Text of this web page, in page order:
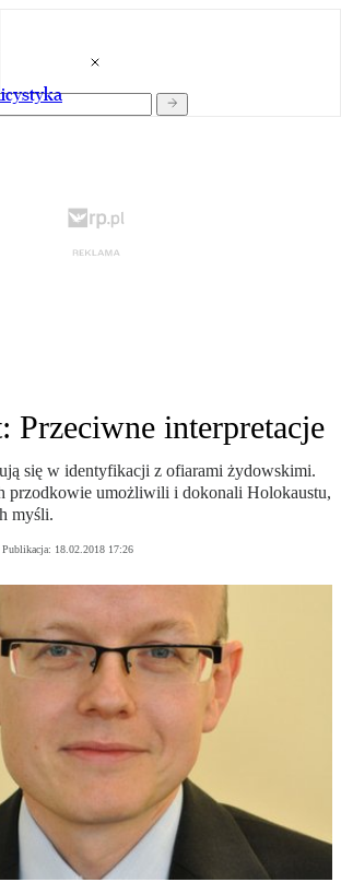
Przeciwne interpretacje
się w identyfikacji z ofiarami żydowskimi.
przodkowie umożliwili i dokonali Holokaustu,
myśli.
Publikacja: 18.02.2018 17:26